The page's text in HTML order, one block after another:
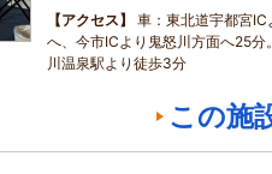
アクセス
車：東北道宇都宮
へ、今市ICより鬼怒川方面へ25分
川温泉駅より徒歩3分
この施